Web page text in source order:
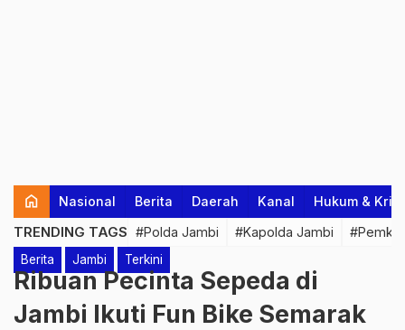
home Nasional Berita Daerah Kanal Hukum &
TRENDING TAGS #Polda Jambi #Kapolda Jambi
Berita Jambi Terkini
Ribuan Pecinta Sepeda di
Jambi Ikuti Fun Bike Semarak